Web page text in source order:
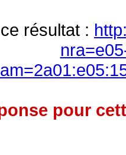
résultat :
pour